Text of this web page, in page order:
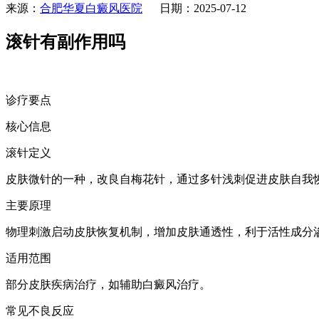
来源： 合肥华夏白癜风医院 日期：2025-07-12
滚针有副作用吗
诊疗要点
核心信息
滚针定义
皮肤微针的一种，改良自梅花针，通过多针浅刺促进皮肤自我
主要原理
物理刺激启动皮肤恢复机制，增加皮肤通透性，利于活性成分
适用范围
部分皮肤疾病治疗，如辅助白癜风治疗。
常见不良反应